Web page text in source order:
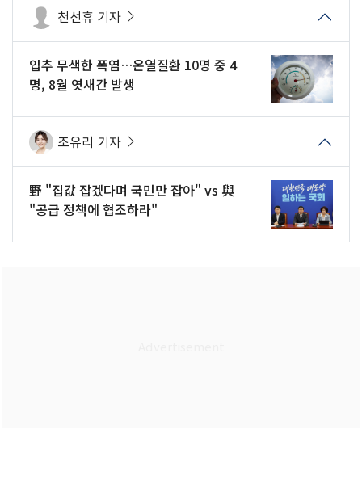
천선휴 기자
입추 무색한 폭염…온열질환 10명 중 4
명, 8월 엿새간 발생
조유리 기자
野 "집값 잡겠다며 국민만 잡아" vs 與
"공급 정책에 협조하라"